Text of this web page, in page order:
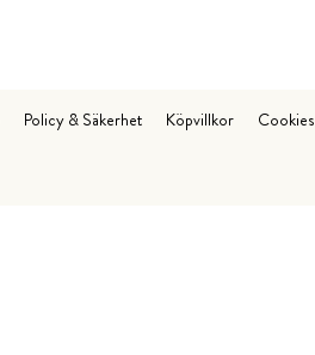
Policy & Säkerhet Köpvillkor Cookies